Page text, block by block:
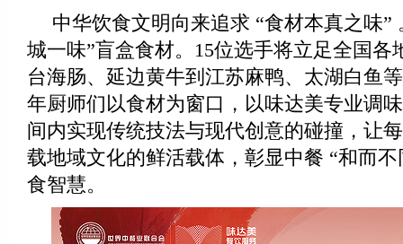
中华饮食文明向来追求 “食材本真之味”
城一味”盲盒食材。15位选手将立足全国
台海肠、延边黄牛到江苏麻鸭、太湖白鱼
年厨师们以食材为窗口，以味达美专业调
间内实现传统技法与现代创意的碰撞，让
载地域文化的鲜活载体，彰显中餐 “和而
食智慧。